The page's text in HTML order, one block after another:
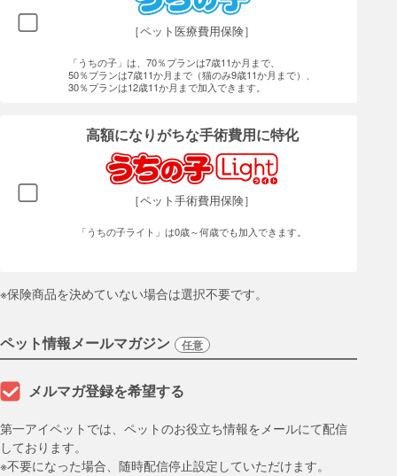
［ペット医療費用保険］
「うちの子」は、70％プランは7歳11か月まで、
50％プランは7歳11か月まで（猫のみ9歳11か月まで）、
30％プランは12歳11か月まで加入できます。
高額になりがちな手術費用に特化
［ペット手術費用保険］
「うちの子ライト」は0歳～何歳でも加入できます。
※保険商品を決めていない場合は選択不要です。
ペット情報メールマガジン 任意
メルマガ登録を希望する
第一アイペットでは、ペットのお役立ち情報をメールにて配信
しております。
※不要になった場合、随時配信停止設定していただけます。